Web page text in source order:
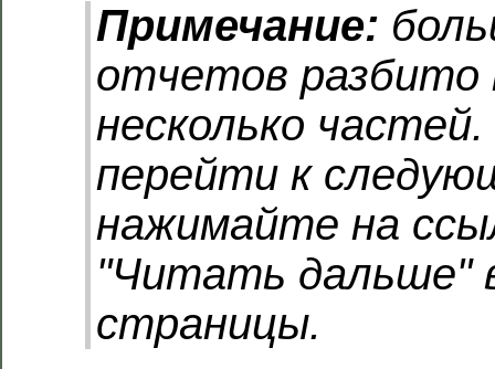
Примечание:
отчетов разбито
несколько
перейти к
нажимайте на
"Читать дальше"
страницы.